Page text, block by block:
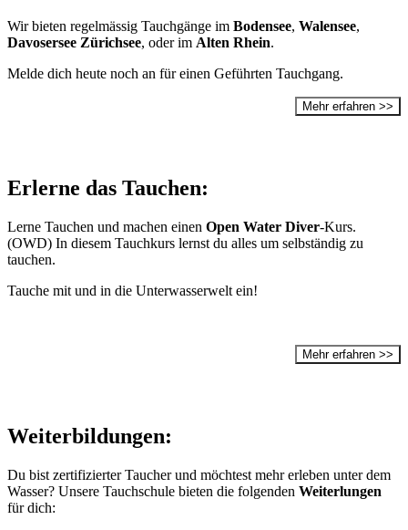
Wir bieten regelmässig Tauchgänge im Bodensee, Walensee,
Davosersee Zürichsee, oder im Alten Rhein.
Melde dich heute noch an für einen Geführten Tauchgang.
Mehr erfahren >>
Erlerne das Tauchen:
Lerne Tauchen und machen einen Open Water Diver-Kurs.
(OWD) In diesem Tauchkurs lernst du alles um selbständig zu
tauchen.
Tauche mit und in die Unterwasserwelt ein!
Mehr erfahren >>
Weiterbildungen:
Du bist zertifizierter Taucher und möchtest mehr erleben unter dem
Wasser? Unsere Tauchschule bieten die folgenden Weiterlungen
für dich: